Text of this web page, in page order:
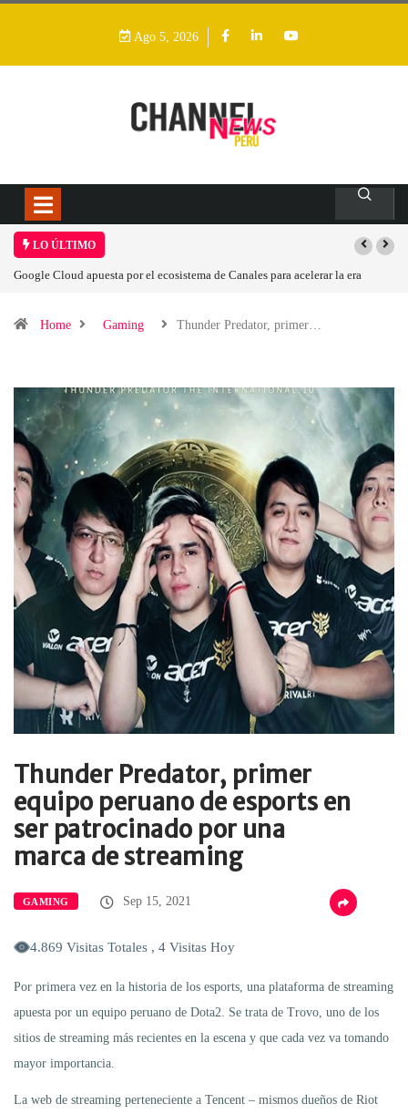
Ago 5, 2026
LO ÚLTIMO
era Las causas del impulso al alza en el precio de las placas base
Home Gaming Thunder Predator, primer…
Thunder Predator, primer
equipo peruano de esports en
ser patrocinado por una
marca de streaming
GAMING Sep 15, 2021
4.869 Visitas Totales , 4 Visitas Hoy
Por primera vez en la historia de los esports, una plataforma de streaming
apuesta por un equipo peruano de Dota2. Se trata de Trovo, uno de los
sitios de streaming más recientes en la escena y que cada vez va tomando
mayor importancia.
La web de streaming perteneciente a Tencent – mismos dueños de Riot